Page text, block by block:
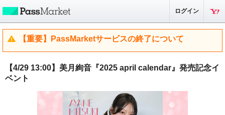
ログイン
【重要】PassMarketサービスの終了について
【4/29 13:00】美月絢音『2025 april calendar』発売記念イ
ベント